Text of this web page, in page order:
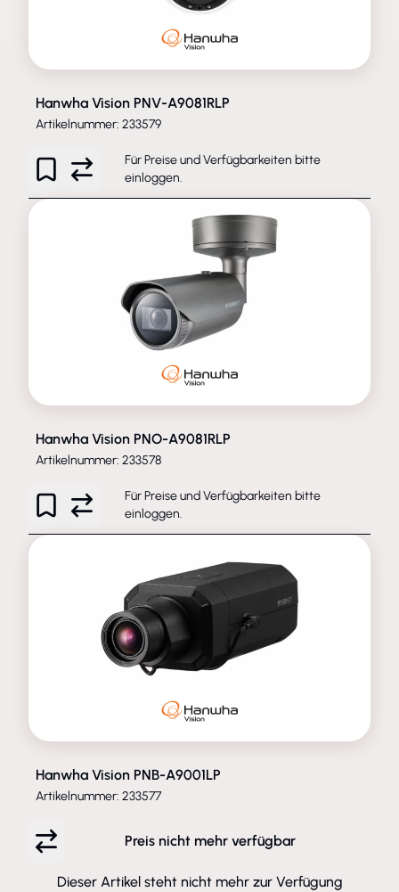
Hanwha Vision PNV-A9081RLP
Artikelnummer: 233579
Für Preise und Verfügbarkeiten bitte
einloggen.
Hanwha Vision PNO-A9081RLP
Artikelnummer: 233578
Für Preise und Verfügbarkeiten bitte
einloggen.
Hanwha Vision PNB-A9001LP
Artikelnummer: 233577
Preis nicht mehr verfügbar
Dieser Artikel steht nicht mehr zur Verfügung